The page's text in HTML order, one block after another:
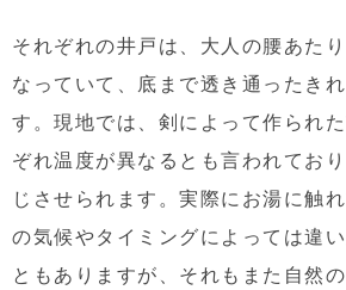
それぞれの井戸は、大人の腰あた
なっていて、底まで透き通ったき
す。現地では、剣によって作られ
ぞれ温度が異なるとも言われてお
じさせられます。実際にお湯に触
の気候やタイミングによっては違
ともありますが、それもまた自然